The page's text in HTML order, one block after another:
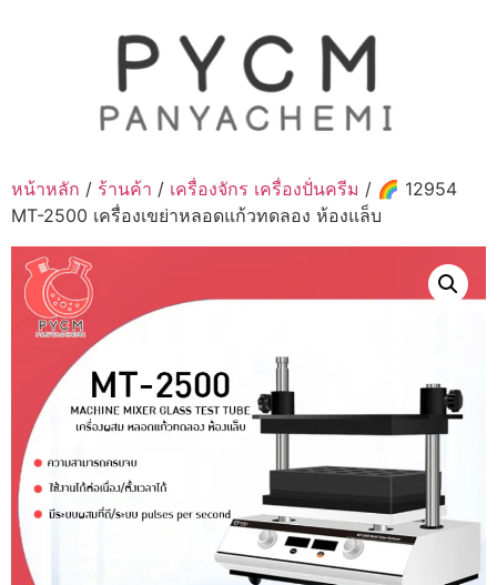
หน้าหลัก / ร้านค้า / เครื่องจักร เครื่องปั่นครีม / 🌈 12954
MT-2500 เครื่องเขย่าหลอดแก้วทดลอง ห้องแล็บ